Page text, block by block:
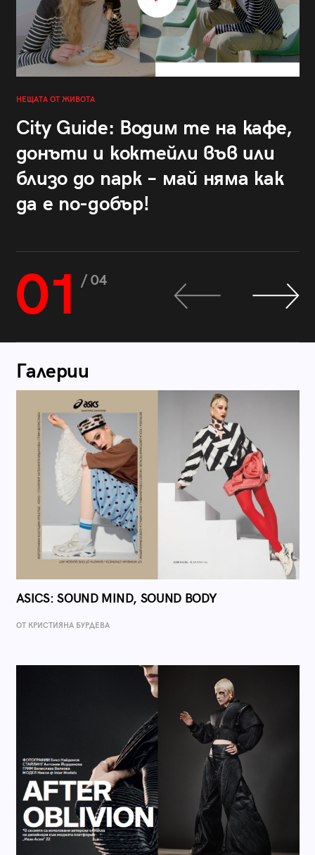
НЕЩАТА ОТ ЖИВОТА
City Guide: Водим те на кафе,
донъти и коктейли във или
близо до парк – май няма как
да е по-добър!
01 / 04
Галерии
ASICS: SOUND MIND, SOUND BODY
ОТ КРИСТИЯНА БУРДЕВА